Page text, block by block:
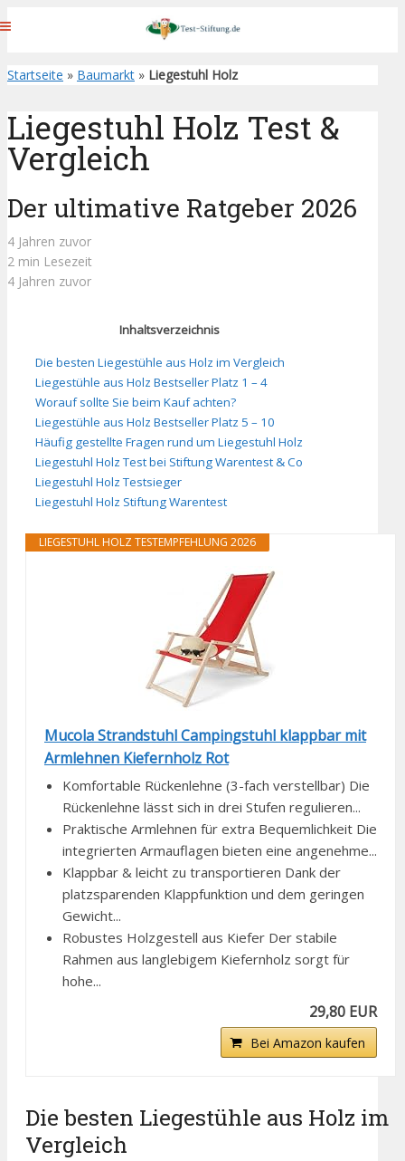
Startseite » Baumarkt » Liegestuhl Holz
Liegestuhl Holz Test &
Vergleich
Der ultimative Ratgeber 2026
4 Jahren zuvor
2 min Lesezeit
4 Jahren zuvor
Inhaltsverzeichnis
Die besten Liegestühle aus Holz im Vergleich
Liegestühle aus Holz Bestseller Platz 1 – 4
Worauf sollte Sie beim Kauf achten?
Liegestühle aus Holz Bestseller Platz 5 – 10
Häufig gestellte Fragen rund um Liegestuhl Holz
Liegestuhl Holz Test bei Stiftung Warentest & Co
Liegestuhl Holz Testsieger
Liegestuhl Holz Stiftung Warentest
LIEGESTUHL HOLZ TESTEMPFEHLUNG 2026
Mucola Strandstuhl Campingstuhl klappbar mit
Armlehnen Kiefernholz Rot
Komfortable Rückenlehne (3-fach verstellbar) Die
Rückenlehne lässt sich in drei Stufen regulieren...
Praktische Armlehnen für extra Bequemlichkeit Die
integrierten Armauflagen bieten eine angenehme...
Klappbar & leicht zu transportieren Dank der
platzsparenden Klappfunktion und dem geringen
Gewicht...
Robustes Holzgestell aus Kiefer Der stabile
Rahmen aus langlebigem Kiefernholz sorgt für
hohe...
29,80 EUR
Bei Amazon kaufen
Die besten Liegestühle aus Holz im
Vergleich